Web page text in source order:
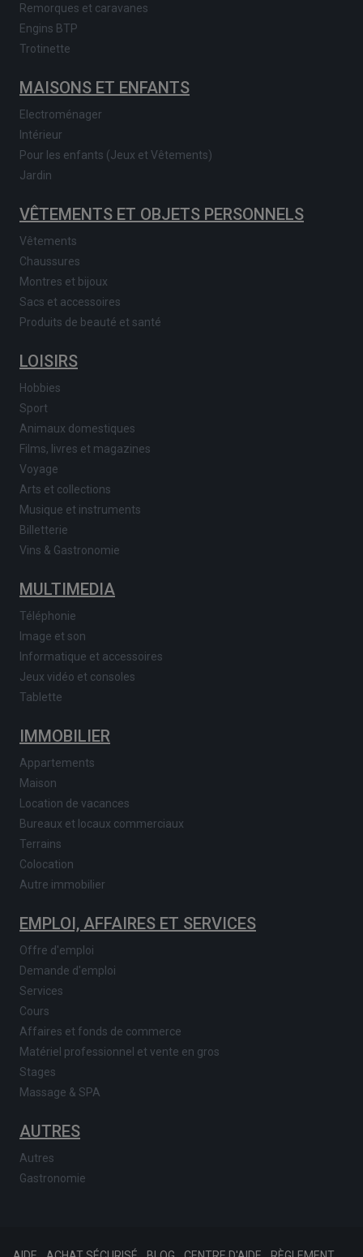
Remorques et caravanes
Engins BTP
Trotinette
MAISONS ET ENFANTS
Electroménager
Intérieur
Pour les enfants (Jeux et Vêtements)
Jardin
VÊTEMENTS ET OBJETS PERSONNELS
Vêtements
Chaussures
Montres et bijoux
Sacs et accessoires
Produits de beauté et santé
LOISIRS
Hobbies
Sport
Animaux domestiques
Films, livres et magazines
Voyage
Arts et collections
Musique et instruments
Billetterie
Vins & Gastronomie
MULTIMEDIA
Téléphonie
Image et son
Informatique et accessoires
Jeux vidéo et consoles
Tablette
IMMOBILIER
Appartements
Maison
Location de vacances
Bureaux et locaux commerciaux
Terrains
Colocation
Autre immobilier
EMPLOI, AFFAIRES ET SERVICES
Offre d'emploi
Demande d'emploi
Services
Cours
Affaires et fonds de commerce
Matériel professionnel et vente en gros
Stages
Massage & SPA
AUTRES
Autres
Gastronomie